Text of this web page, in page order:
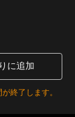
に追加
終了します。